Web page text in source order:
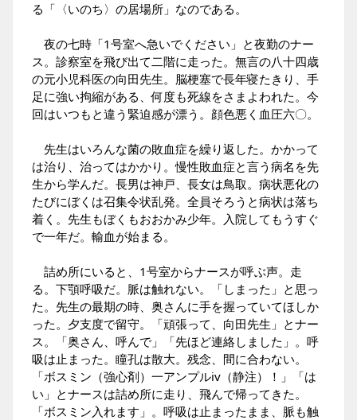
る 「〈いのち〉の居場所」 なのである。
夜の七時「1号室へ急いでください」と夜勤のナー
ス。診察室を飛び出て二階に走った。無言の八十四歳
の元小児科医の向田先生。脳梗塞で長年寝たきり、手
足に強い拘縮がある、何度も死線をさまよわれた。今
回はいつもと違う緊迫感が漂う。顔色悪く血圧六〇。
先生はいろんな菌の敗血症を繰り返した。かかって
は治り、治ってはかかり。慢性敗血症と言う病名を先
生から学んだ。長男は神戸、長女は鳥取。病状悪化の
たびにぼくは召集令状乱発。全員そろうと病状は落ち
着く。先生もぼくもおおかみ少年。入院してもうすぐ
で一年だ。輸血が始まる。
詰め所にいると、1号室からナースが呼ぶ声。走
る。下顎呼吸だ。脈は触れない。「しまった」と思っ
た。先生の最期の時、奥さんに手を握っていてほしか
った。夕支度で留守。「頑張って、向田先生」とナー
ス。「奥さん、呼んで」「先ほど連絡しました」。呼
吸は止まった。瞳孔は散大。残念、間に合わない。
「ボスミン（強心剤）一アンプルiv（静注）！」「は
い」とナースは詰め所に走り、飛んで帰ってきた。
「ボスミン入れます」。呼吸は止まったまま、脈も触